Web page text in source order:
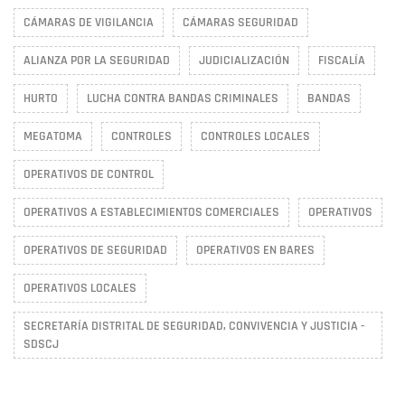
CÁMARAS DE VIGILANCIA CÁMARAS SEGURIDAD
ALIANZA POR LA SEGURIDAD JUDICIALIZACIÓN FISCALÍA
HURTO LUCHA CONTRA BANDAS CRIMINALES BANDAS
MEGATOMA CONTROLES CONTROLES LOCALES
OPERATIVOS DE CONTROL
OPERATIVOS A ESTABLECIMIENTOS COMERCIALES OPERATIVOS
OPERATIVOS DE SEGURIDAD OPERATIVOS EN BARES
OPERATIVOS LOCALES
SECRETARÍA DISTRITAL DE SEGURIDAD, CONVIVENCIA Y JUSTICIA -
SDSCJ